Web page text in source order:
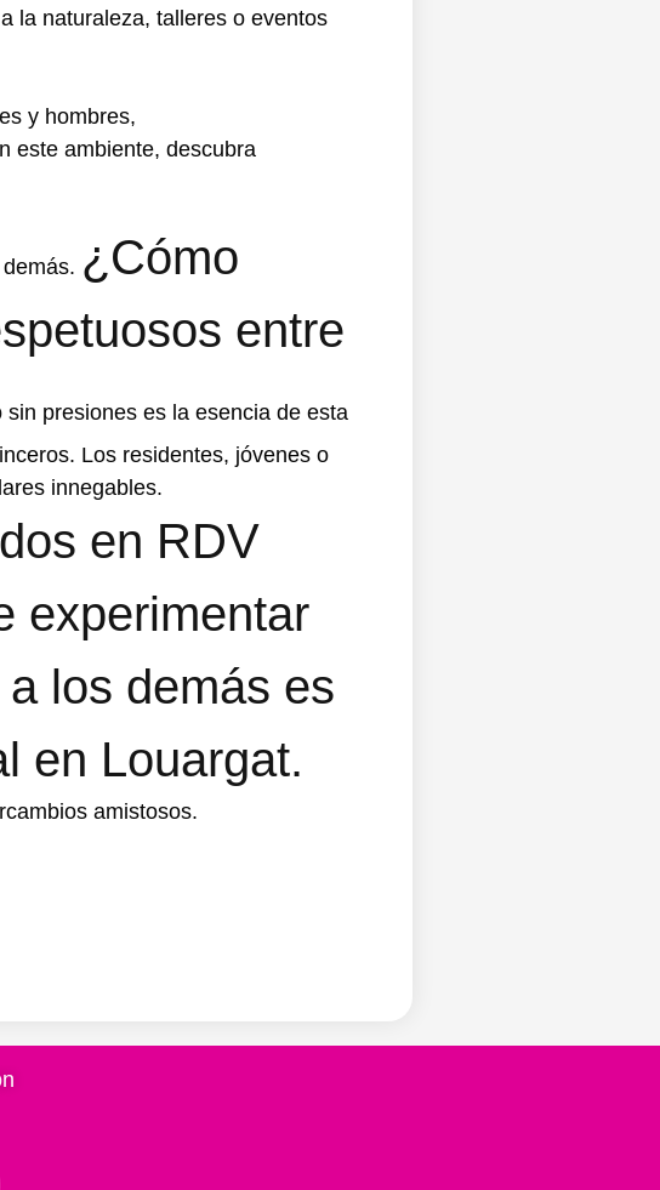
la naturaleza, talleres o eventos
¿Cómo
entre
presiones es la esencia de esta
Los residentes, jóvenes o
innegables.
en RDV
experimentar
los demás es
en Louargat.
amistosos.